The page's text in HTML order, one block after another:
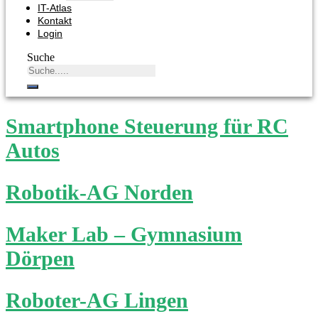
IT-Atlas
Kontakt
Login
Suche
Smartphone Steuerung für RC
Autos
Robotik-AG Norden
Maker Lab – Gymnasium
Dörpen
Roboter-AG Lingen